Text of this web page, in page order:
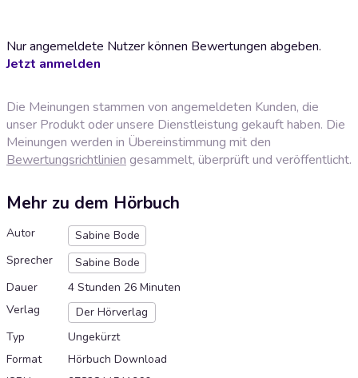
Nur angemeldete Nutzer können Bewertungen abgeben.
Jetzt anmelden
Die Meinungen stammen von angemeldeten Kunden, die
unser Produkt oder unsere Dienstleistung gekauft haben. Die
Meinungen werden in Übereinstimmung mit den
Bewertungsrichtlinien gesammelt, überprüft und veröffentlicht.
Mehr zu dem Hörbuch
Autor
Sabine Bode
Sprecher
Sabine Bode
Dauer
4 Stunden 26 Minuten
Verlag
Der Hörverlag
Typ
Ungekürzt
Format
Hörbuch Download